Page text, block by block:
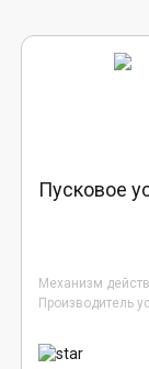
Пусковое
Механизм
Производитель